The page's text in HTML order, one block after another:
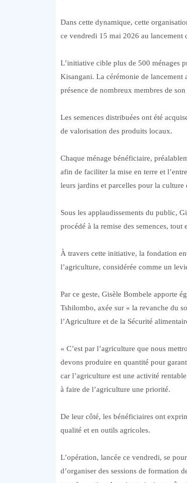
Dans cette dynamique, cette
ce vendredi 15 mai 2026 au lancement
L’initiative cible plus de 500 ménages
Kisangani. La cérémonie de lancement
présence de nombreux membres de
Les semences distribuées ont été
de valorisation des produits locaux.
Chaque ménage bénéficiaire,
afin de faciliter la mise en terre et
leurs jardins et parcelles pour la culture
Sous les applaudissements du public,
procédé à la remise des semences,
À travers cette initiative, la fondation
l’agriculture, considérée comme un
Par ce geste, Gisèle Bombele apporte
Tshilombo, axée sur « la revanche du
l’Agriculture et de la Sécurité
« C’est par l’agriculture que nous
devons produire en quantité pour
car l’agriculture est une activité
à faire de l’agriculture une priorité.
De leur côté, les bénéficiaires ont
qualité et en outils agricoles.
L’opération, lancée ce vendredi, se
d’organiser des sessions de formation